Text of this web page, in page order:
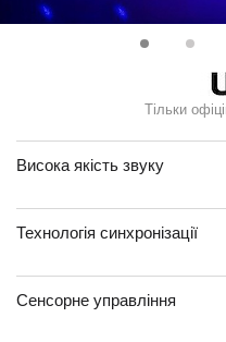
Тільки
Висока якість звуку
Технологія синхронізації
Сенсорне управління